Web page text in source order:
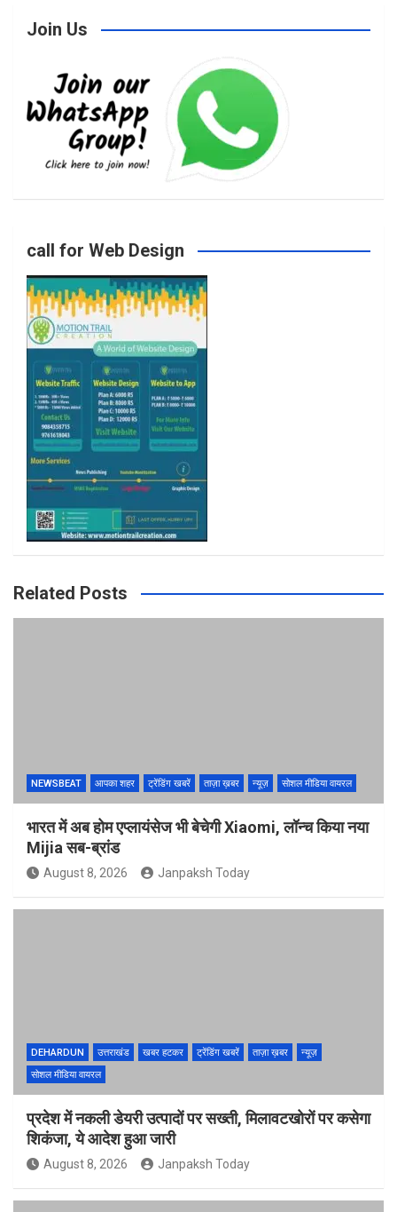
e
b
o
k
s
r
a
m
i u
Join Us
call for Web Design
Related Posts
NEWSBEAT आपका शहर ट्रेंडिंग खबरें ताज़ा ख़बर न्यूज़ सोशल मीडिया वायरल
भारत में अब होम एप्लायंसेज भी बेचेगी Xiaomi, लॉन्च किया नया
Mijia सब-ब्रांड
August 8, 2026 Janpaksh Today
DEHARDUN उत्तराखंड खबर हटकर ट्रेंडिंग खबरें ताज़ा ख़बर
न्यूज़
सोशल मीडिया वायरल
प्रदेश में नकली डेयरी उत्पादों पर सख्ती, मिलावटखोरों पर कसेगा
शिकंजा, ये आदेश हुआ जारी
August 8, 2026 Janpaksh Today